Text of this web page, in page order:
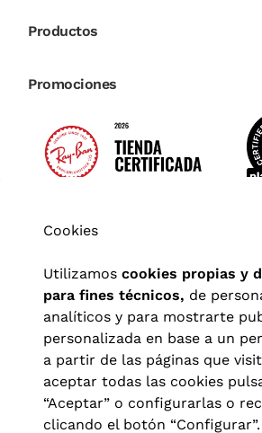
Productos
Promociones
Cookies
Utilizamos cookies propias y
para fines técnicos, de
analíticos y para mostrarte
personalizada en base a un
a partir de las páginas que
aceptar todas las cookies
“Aceptar” o configurarlas o
clicando el botón